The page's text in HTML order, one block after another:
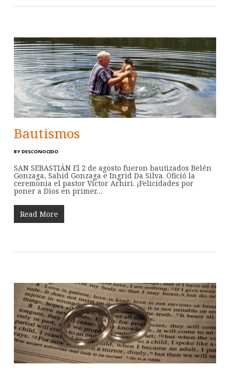
Bautismos
BY DESCONOCIDO
SAN SEBASTIÁN El 2 de agosto fueron bautizados Belén
Gonzaga, Sahid Gonzaga e Ingrid Da Silva. Ofició la
ceremonia el pastor Víctor Arhiri. ¡Felicidades por
poner a Dios en primer…
Read More